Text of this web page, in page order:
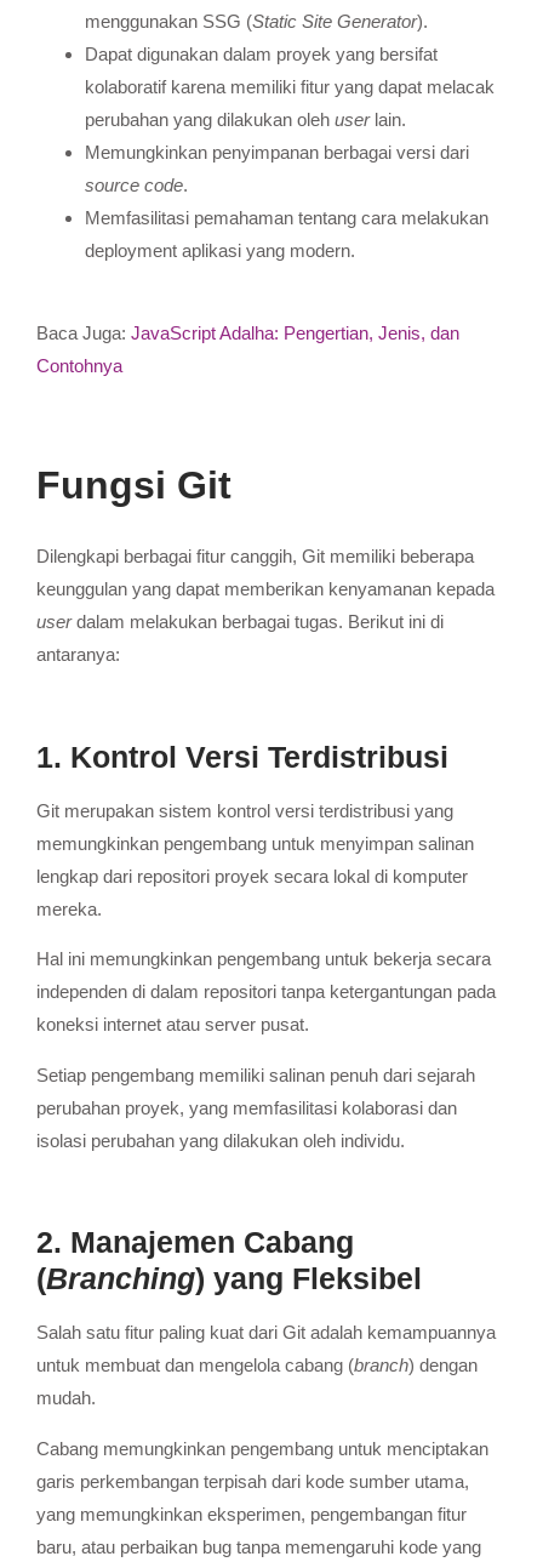
menggunakan SSG (Static Site Generator).
Dapat digunakan dalam proyek yang bersifat
kolaboratif karena memiliki fitur yang dapat melacak
perubahan yang dilakukan oleh userlain.
Memungkinkan penyimpanan berbagai versi dari
source code.
Memfasilitasi pemahaman tentang cara melakukan
deployment aplikasi yang modern.
Baca Juga: JavaScript Adalha: Pengertian, Jenis, dan
Contohnya
Fungsi Git
Dilengkapi berbagai fitur canggih, Git memiliki beberapa
keunggulan yang dapat memberikan kenyamanan kepada
userdalam melakukan berbagai tugas. Berikut ini di
antaranya:
1. Kontrol Versi Terdistribusi
Git merupakan sistem kontrol versi terdistribusi yang
memungkinkan pengembang untuk menyimpan salinan
lengkap dari repositori proyek secara lokal di komputer
mereka.
Hal ini memungkinkan pengembang untuk bekerja secara
independen di dalam repositori tanpa ketergantungan pada
koneksi internet atau server pusat.
Setiap pengembang memiliki salinan penuh dari sejarah
perubahan proyek, yang memfasilitasi kolaborasi dan
isolasi perubahan yang dilakukan oleh individu.
2. Manajemen Cabang
(Branching) yang Fleksibel
Salah satu fitur paling kuat dari Git adalah kemampuannya
untuk membuat dan mengelola cabang (branch) dengan
mudah.
Cabang memungkinkan pengembang untuk menciptakan
garis perkembangan terpisah dari kode sumber utama,
yang memungkinkan eksperimen, pengembangan fitur
baru, atau perbaikan bug tanpa memengaruhi kode yang